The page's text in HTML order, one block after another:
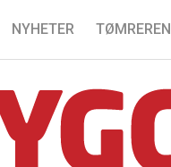
NYHETER TØMREREN